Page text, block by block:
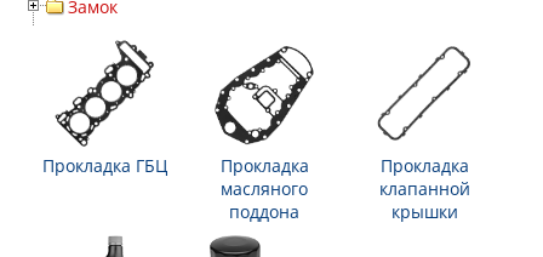
Замок
Прокладка ГБЦ
Прокладка
масляного
поддона
Прокладка
клапанной
крышки